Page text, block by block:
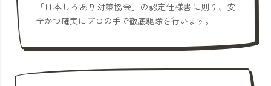
「日本しろあり対策協会」の認定仕様書に則り、安
全かつ確実にプロの手で徹底駆除を行います。